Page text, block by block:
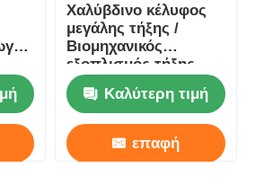
Χαλύβδινο κέλυφος
μεγάλης τήξης /
Βιομηχανικός
εξοπλισμός τήξης
αργύρου 1400KW
Καλύτερη τιμή
επαφή